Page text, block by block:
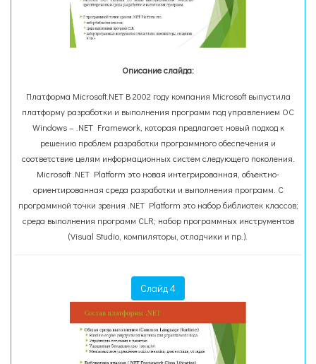
Описание слайда:
Платформа Microsoft.NET В 2002 году компания Microsoft выпустила
платформу разработки и выполнения программ под управлением ОС
Windows – .NET Framework, которая предлагает новый подход к
решению проблем разработки программного обеспечения и
соответствие целям информационных систем следующего поколения.
Microsoft .NET Platform это новая интегрированная, объектно-
ориентированная среда разработки и выполнения программ. С
программной точки зрения .NET Platform это набор библиотек классов;
среда выполнения программ CLR; набор программных инструментов
(Visual Studio, компиляторы, отладчики и пр.).
Слайд 4